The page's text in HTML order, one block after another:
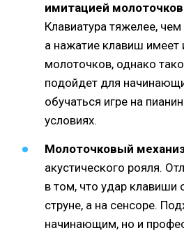
имитацией
Клавиатура тяжелее,
а нажатие клавиш имеет
молоточков, однако
подойдет для
обучаться игре на
условиях.
Молоточковый
акустического рояля.
в том, что удар клавиши
струне, а на сенсоре.
начинающим, но и